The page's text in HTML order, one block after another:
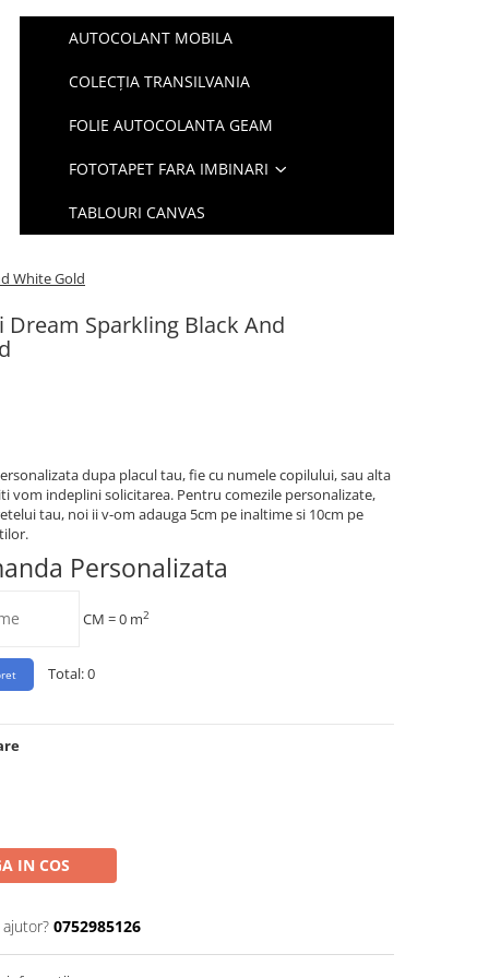
AUTOCOLANT MOBILA
COLECȚIA TRANSILVANIA
FOLIE AUTOCOLANTA GEAM
FOTOTAPET FARA IMBINARI
TABLOURI CANVAS
White Gold
Sparkling Black And
dupa placul tau, fie cu numele copilului, sau alta
vom indeplini solicitarea. Pentru comezile personalizate,
tau, noi ii v-om adauga 5cm pe inaltime si 10cm pe
Personalizata
CM =0 m2
Total:0
IN COS
0752985126